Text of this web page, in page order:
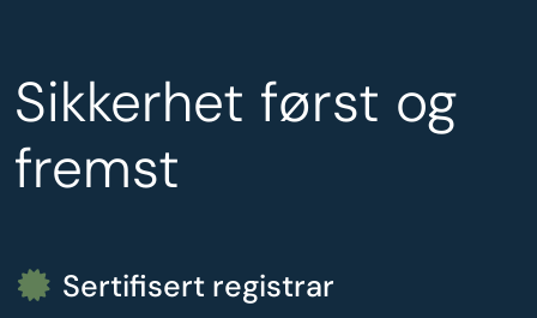
Sikkerhet først og
fremst
Sertifisert registrar